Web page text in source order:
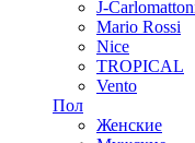
J-
Mario Rossi
Nice
TROPICAL
Vento
Пол
Женские